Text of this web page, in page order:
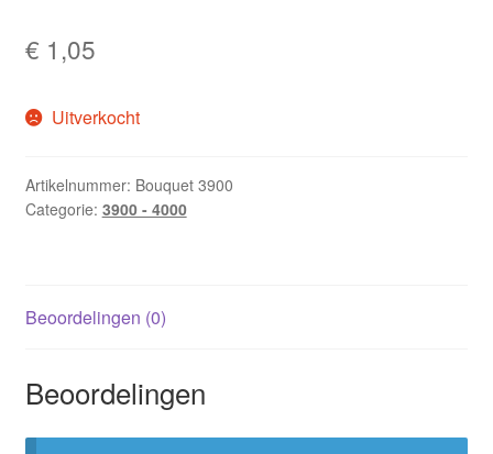
€ 1,05
Uitverkocht
Artikelnummer: Bouquet 3900
Categorie: 3900 - 4000
Beoordelingen (0)
Beoordelingen